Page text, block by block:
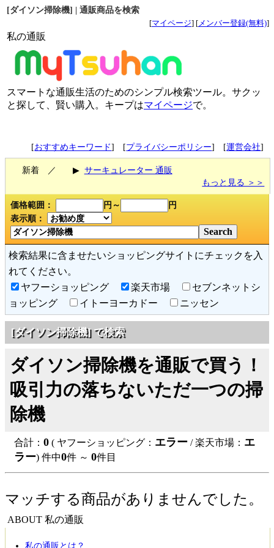
[ダイソン掃除機] | 通販商品を検索
[マイページ] [メンバー登録(無料)]
私の通販
スマートな通販生活のためのシンプル検索ツール。サクッ
と探して、賢い購入。キープはマイページで。
[おすすめキーワード] [プライバシーポリシー] [運営会社]
新着 ／ ▶ サーキュレーター 通販
もっと見る ＞＞
価格範囲： 円～
円
表示順：
検索結果に含ませたいショッピングサイトにチェックを入
れてください。
ヤフーショッピング
楽天市場
セブンネットシ
ョッピング
イトーヨーカドー ニッセン
[ダイソン掃除機] で検索
ダイソン掃除機を通販で買う！
吸引力の落ちないただ一つの掃
除機
合計： 0 ( ヤフーショッピング： エラー / 楽天市場： エ
ラー) 件中0件 ～ 0件目
マッチする商品がありませんでした。
ABOUT 私の通販
私の通販とは？